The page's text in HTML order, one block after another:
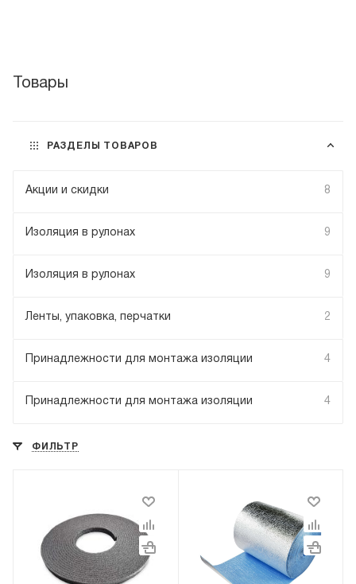
Товары
РАЗДЕЛЫ ТОВАРОВ
Акции и скидки 8
Изоляция в рулонах 9
Изоляция в рулонах 9
Ленты, упаковка, перчатки 2
Принадлежности для монтажа изоляции 4
Принадлежности для монтажа изоляции 4
ФИЛЬТР